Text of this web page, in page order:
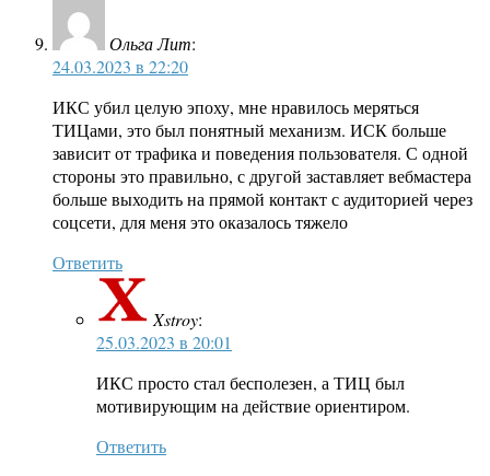
Ольга Лит:
24.03.2023 в 22:20
ИКС убил целую эпоху, мне нравилось меряться
ТИЦами, это был понятный механизм. ИСК больше
зависит от трафика и поведения пользователя. С одной
стороны это правильно, с другой заставляет вебмастера
больше выходить на прямой контакт с аудиторией через
соцсети, для меня это оказалось тяжело
Ответить
Xstroy:
25.03.2023 в 20:01
ИКС просто стал бесполезен, а ТИЦ был
мотивирующим на действие ориентиром.
Ответить